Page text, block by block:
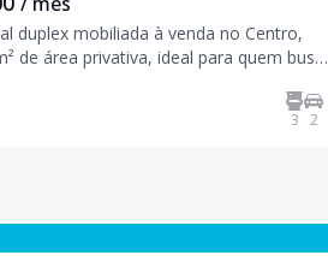
duplex mobiliada à venda no Centro,
de área privativa, ideal para quem busca
Com ambientes amplos e bem
o imóvel conta com cozinha, 3 lavabo3 2